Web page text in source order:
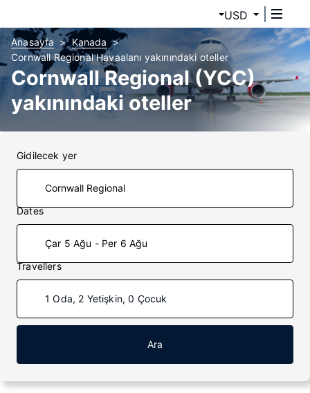
USD
Anasayfa
Kanada
Cornwall Regional Havaalanı yakınındaki oteller
Cornwall Regional (YCC)
yakınındaki oteller
Gidilecek yer
Dates
Çar 5 Ağu - Per 6 Ağu
Travellers
1 Oda, 2 Yetişkin, 0 Çocuk
Ara